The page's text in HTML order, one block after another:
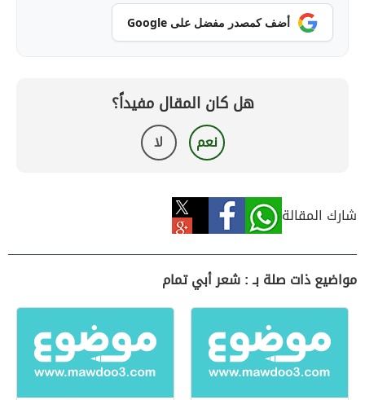
أضف كمصدر مفضل على Google
هل كان المقال مفيداً؟
نعم لا
شارك المقالة
مواضيع ذات صلة بـ : شعر أبي تمام